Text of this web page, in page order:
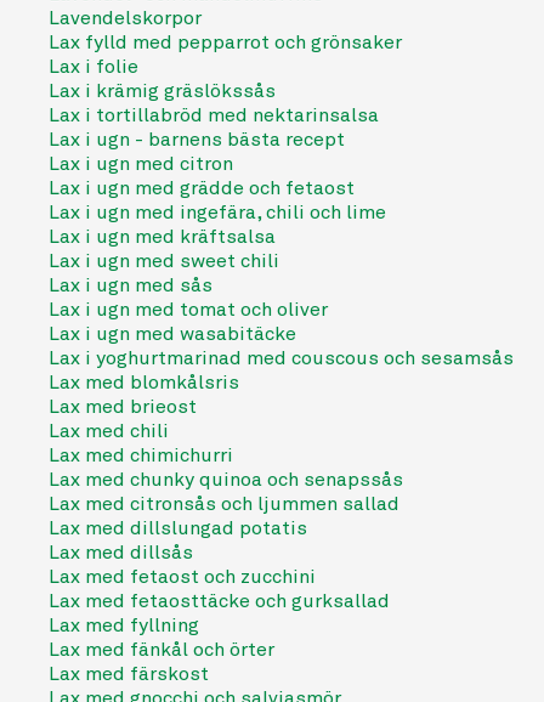
Lavendelskorpor
Lax fylld med pepparrot och grönsaker
Lax i folie
Lax i krämig gräslökssås
Lax i tortillabröd med nektarinsalsa
Lax i ugn - barnens bästa recept
Lax i ugn med citron
Lax i ugn med grädde och fetaost
Lax i ugn med ingefära, chili och lime
Lax i ugn med kräftsalsa
Lax i ugn med sweet chili
Lax i ugn med sås
Lax i ugn med tomat och oliver
Lax i ugn med wasabitäcke
Lax i yoghurtmarinad med couscous och sesamsås
Lax med blomkålsris
Lax med brieost
Lax med chili
Lax med chimichurri
Lax med chunky quinoa och senapssås
Lax med citronsås och ljummen sallad
Lax med dillslungad potatis
Lax med dillsås
Lax med fetaost och zucchini
Lax med fetaosttäcke och gurksallad
Lax med fyllning
Lax med fänkål och örter
Lax med färskost